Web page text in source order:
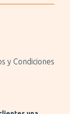
y Condiciones